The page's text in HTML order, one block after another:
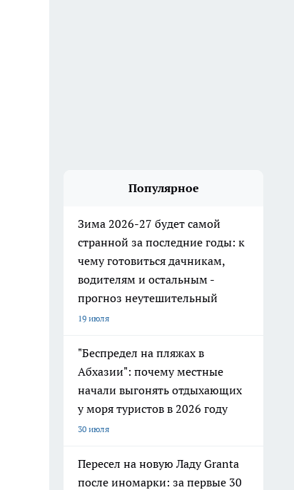
Популярное
Зима 2026-27 будет самой
странной за последние годы: к
чему готовиться дачникам,
водителям и остальным -
прогноз неутешительный
19 июля
"Беспредел на пляжах в
Абхазии": почему местные
начали выгонять отдыхающих
у моря туристов в 2026 году
30 июля
Пересел на новую Ладу Granta
после иномарки: за первые 30